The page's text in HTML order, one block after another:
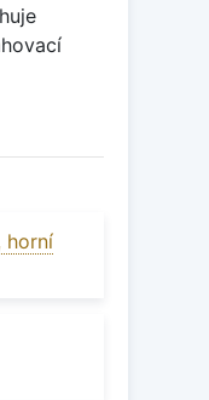
horní